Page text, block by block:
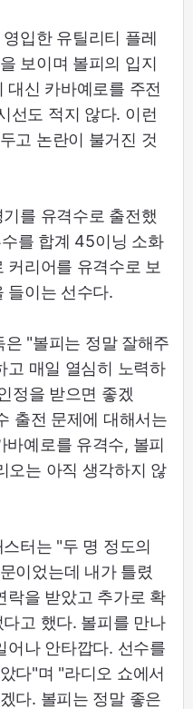
입한 유틸리티 플레
보이며 볼피의 입지
대신 카바예로를 주전
선도 적지 않다. 이런
고 논란이 불거진 것
를 유격수로 출전했
를 합계 45이닝 소화
커리어를 유격수로 보
들이는 선수다.
"볼피는 정말 잘해주
고 매일 열심히 노력하
정을 받으면 좋겠
출전 문제에 대해서는
예로를 유격수, 볼피
오는 아직 생각하지 않
터는 "두 명 정도의
이었는데 내가 틀렸
락을 받았고 추가로 확
고 했다. 볼피를 만나
어나 안타깝다. 선수를
다"며 "라디오 쇼에서
다. 볼피는 정말 좋은